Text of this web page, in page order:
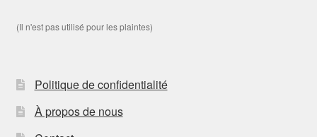
(Il n'est pas utilisé pour les plaintes)
Politique de confidentialité
À propos de nous